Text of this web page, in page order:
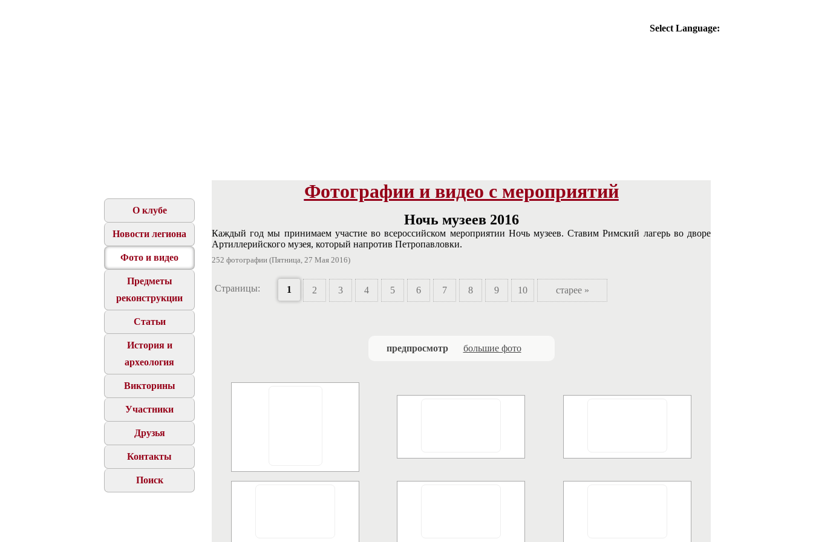
Select Language:
О клубе
Новости легиона
Фото и видео
Предметы
реконструкции
Статьи
История и
археология
Викторины
Участники
Друзья
Контакты
Поиск
Фотографии и видео с мероприятий
Ночь музеев 2016
Каждый год мы принимаем участие во всероссийском мероприятии Ночь музеев. Ставим Римский лагерь во дворе
Артиллерийского музея, который напротив Петропавловки.
252 фотографии (Пятница, 27 Мая 2016)
Страницы: 1 2 3 4 5 6 7 8 9 10 старее »
предпросмотр большие фото